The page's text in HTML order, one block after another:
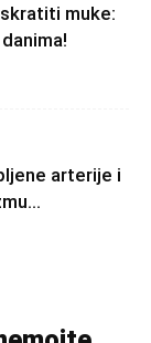
muke:
arterije i